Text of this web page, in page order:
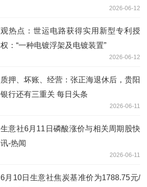
2026-06-12
观热点：世运电路获得实用新型专利授
权：“一种电镀浮架及电镀装置”
2026-06-12
质押、坏账、经营：张正海退休后，贵阳
银行还有三重关 每日头条
2026-06-11
生意社6月11日磷酸涨价与相关周期股快
讯-热闻
2026-06-11
6月10日生意社焦炭基准价为1788.75元/